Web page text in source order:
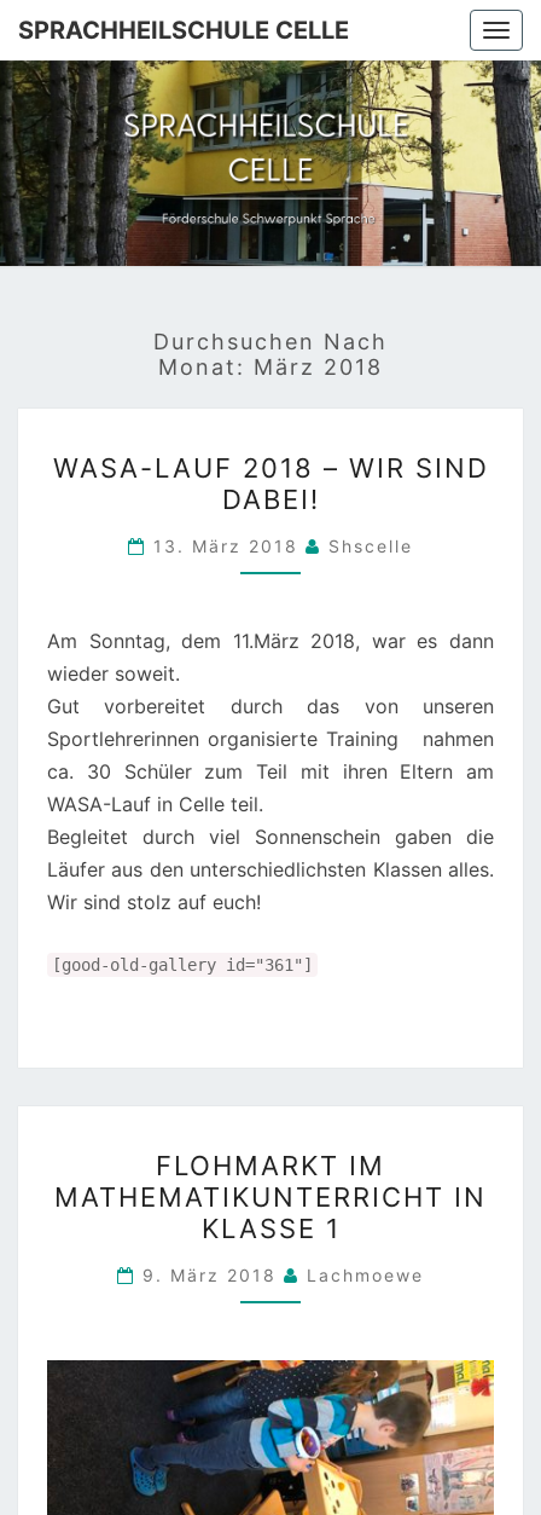
Skip
content
SPRACHHEILSCHULE CELLE
Förderschule
Schwerpunkt
Sprache
Durchsuchen Nach
Monat: März 2018
LAUF
2018
–
WIR
DABEI!
WASA-LAUF 2018 – WIR SIND
DABEI!
13. März 2018 Shscelle
Am Sonntag, dem 11.März 2018, war es dann
wieder soweit.
Gut vorbereitet durch das von unseren
Sportlehrerinnen organisierte Training nahmen
ca. 30 Schüler zum Teil mit ihren Eltern am
WASA-Lauf in Celle teil.
Begleitet durch viel Sonnenschein gaben die
Läufer aus den unterschiedlichsten Klassen alles.
Wir sind stolz auf euch!
[good-old-gallery id="361"]
IM
IN
KLASSE
1
FLOHMARKT IM
MATHEMATIKUNTERRICHT IN
KLASSE 1
9. März 2018 Lachmoewe